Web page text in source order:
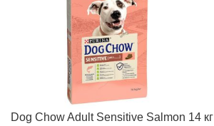
Dog Chow Adult Sensitive Salmon 14 кг